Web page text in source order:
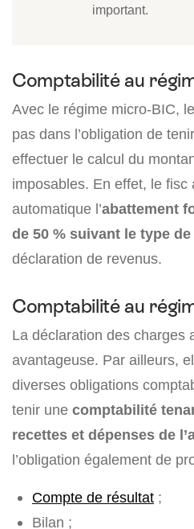
important.
Comptabilité au
Avec le régime micro-BIC,
pas dans l’obligation de
effectuer le calcul du
imposables. En effet, le fisc
automatique l’abattement
de 50 % suivant le type
déclaration de revenus.
Comptabilité au
La déclaration des charges
avantageuse. Par ailleurs,
diverses obligations
tenir une comptabilité
recettes et dépenses de
l’obligation également de
Compte de résultat ;
Bilan ;